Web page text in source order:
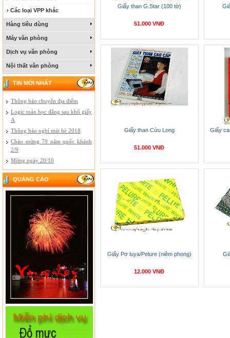
› Các loại VPP khác
Hàng tiêu dùng
Máy văn phòng
Dịch vụ văn phòng
Nội thất văn phòng
TIN MỚI NHẤT
Thông báo chuyển địa điểm
Logic toán học đằng sau khổ giấy
A
Thông báo nghỉ mát hè 2018
Chào mừng 70 năm quốc khánh
2/9
Mừng ngày 20/10
QUẢNG CÁO
Giấy than G.Star (100 tờ)
51.000 VNĐ
Giấy than Cửu Long
51.000 VNĐ
Giấy
Giấy Pơ luya/Pelure (niêm phong)
12.000 VNĐ